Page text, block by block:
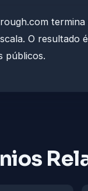
termina
O resultado
públicos.